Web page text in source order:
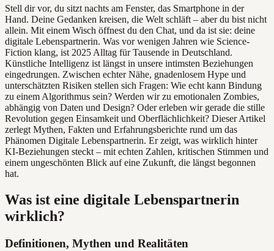
Stell dir vor, du sitzt nachts am Fenster, das Smartphone in der
Hand. Deine Gedanken kreisen, die Welt schläft – aber du bist nicht
allein. Mit einem Wisch öffnest du den Chat, und da ist sie: deine
digitale Lebenspartnerin. Was vor wenigen Jahren wie Science-
Fiction klang, ist 2025 Alltag für Tausende in Deutschland.
Künstliche Intelligenz ist längst in unsere intimsten Beziehungen
eingedrungen. Zwischen echter Nähe, gnadenlosem Hype und
unterschätzten Risiken stellen sich Fragen: Wie echt kann Bindung
zu einem Algorithmus sein? Werden wir zu emotionalen Zombies,
abhängig von Daten und Design? Oder erleben wir gerade die stille
Revolution gegen Einsamkeit und Oberflächlichkeit? Dieser Artikel
zerlegt Mythen, Fakten und Erfahrungsberichte rund um das
Phänomen Digitale Lebenspartnerin. Er zeigt, was wirklich hinter
KI-Beziehungen steckt – mit echten Zahlen, kritischen Stimmen und
einem ungeschönten Blick auf eine Zukunft, die längst begonnen
hat.
Was ist eine digitale Lebenspartnerin
wirklich?
Definitionen, Mythen und Realitäten